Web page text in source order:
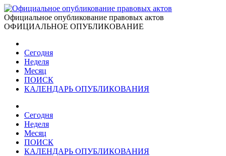
Официальное опубликование правовых актов
ОФИЦИАЛЬНОЕ ОПУБЛИКОВАНИЕ
Сегодня
Неделя
Месяц
ПОИСК
КАЛЕНДАРЬ ОПУБЛИКОВАНИЯ
Сегодня
Неделя
Месяц
ПОИСК
КАЛЕНДАРЬ ОПУБЛИКОВАНИЯ